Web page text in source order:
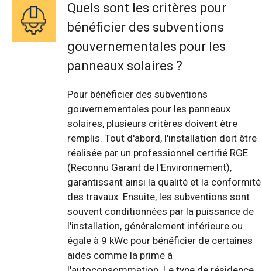
Quels sont les critères pour
bénéficier des subventions
gouvernementales pour les
panneaux solaires ?
Pour bénéficier des subventions
gouvernementales pour les panneaux
solaires, plusieurs critères doivent être
remplis. Tout d'abord, l'installation doit être
réalisée par un professionnel certifié RGE
(Reconnu Garant de l'Environnement),
garantissant ainsi la qualité et la conformité
des travaux. Ensuite, les subventions sont
souvent conditionnées par la puissance de
l'installation, généralement inférieure ou
égale à 9 kWc pour bénéficier de certaines
aides comme la prime à